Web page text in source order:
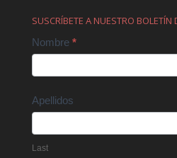
SUSCRÍBETE A NUESTRO BOLETÍN
Contact
Nombre *
Apellidos
Last